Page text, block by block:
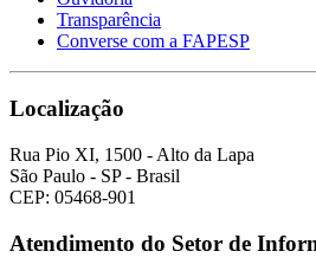
Transparência
Converse com a FAPESP
Localização
Rua Pio XI, 1500 - Alto da Lapa
São Paulo - SP - Brasil
CEP: 05468-901
Atendimento do Setor de